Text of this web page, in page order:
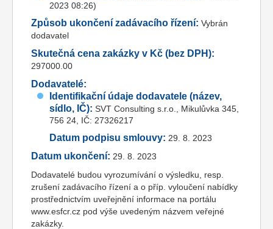
2023 08:26)
Způsob ukončení zadávacího řízení: Vybrán
dodavatel
Skutečná cena zakázky v Kč (bez DPH):
297000.00
Dodavatelé:
Identifikační údaje dodavatele (název,
sídlo, IČ): SVT Consulting s.r.o., Mikulůvka 345,
756 24, IČ: 27326217
Datum podpisu smlouvy: 29. 8. 2023
Datum ukončení: 29. 8. 2023
Dodavatelé budou vyrozumívání o výsledku, resp.
zrušení zadávacího řízení a o příp. vyloučení nabídky
prostřednictvím uveřejnění informace na portálu
www.esfcr.cz pod výše uvedeným názvem veřejné
zakázky.